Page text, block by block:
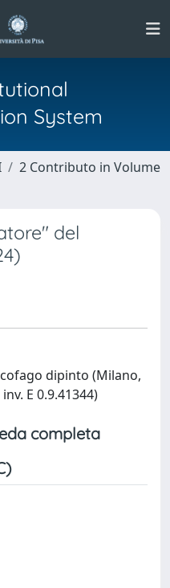
System
2 Contributo in Volume
del
dipinto (Milano,
E 0.9.41344)
completa